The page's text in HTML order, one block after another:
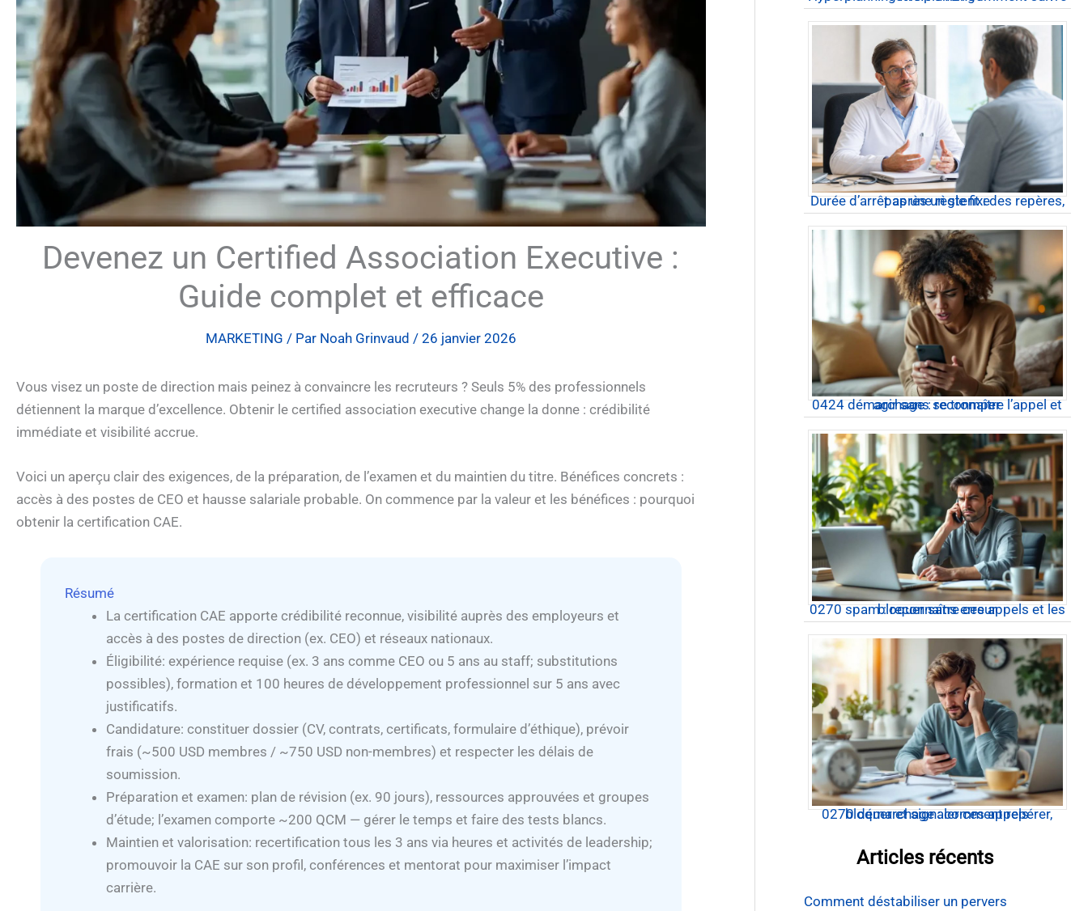
Devenez un Certified Association Executive :
Guide complet et efficace
MARKETING / Par Noah Grinvaud / 26 janvier 2026
Vous visez un poste de direction mais peinez à convaincre les recruteurs ? Seuls 5% des professionnels
détiennent la marque d’excellence. Obtenir le certified association executive change la donne : crédibilité
immédiate et visibilité accrue.
Voici un aperçu clair des exigences, de la préparation, de l’examen et du maintien du titre. Bénéfices concrets :
accès à des postes de CEO et hausse salariale probable. On commence par la valeur et les bénéfices : pourquoi
obtenir la certification CAE.
Résumé
La certification CAE apporte crédibilité reconnue, visibilité auprès des employeurs et
accès à des postes de direction (ex. CEO) et réseaux nationaux.
Éligibilité: expérience requise (ex. 3 ans comme CEO ou 5 ans au staff; substitutions
possibles), formation et 100 heures de développement professionnel sur 5 ans avec
justificatifs.
Candidature: constituer dossier (CV, contrats, certificats, formulaire d’éthique), prévoir
frais (~500 USD membres / ~750 USD non-membres) et respecter les délais de
soumission.
Préparation et examen: plan de révision (ex. 90 jours), ressources approuvées et groupes
d’étude; l’examen comporte ~200 QCM — gérer le temps et faire des tests blancs.
Maintien et valorisation: recertification tous les 3 ans via heures et activités de leadership;
promouvoir la CAE sur son profil, conférences et mentorat pour maximiser l’impact
carrière.
Durée d’arrêt après un stent : des repères, pas une règle fixe
0424 démarchage : reconnaître l’appel et agir sans se tromper
0270 spam : reconnaître ces appels et les bloquer sans erreur
0270 démarchage : comment repérer, bloquer et signaler ces appels
Articles récents
Comment déstabiliser un pervers